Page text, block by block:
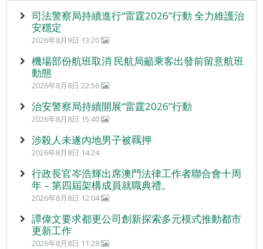
司法警察局持續進行“雷霆2026”行動 全力維護治
安穩定
2026年8月9日 13:20
機場部份航班取消 民航局籲乘客出發前留意航班
動態
2026年8月8日 22:56
治安警察局持續開展“雷霆2026”行動
2026年8月8日 15:40
涉殺人未遂內地男子被羈押
2026年8月8日 14:24
行政長官岑浩輝出席澳門法律工作者聯合會十周
年 – 第四屆架構成員就職典禮。
2026年8月8日 12:04
譚偉文要求都更公司創新探索多元模式推動都市
更新工作
2026年8月8日 11:28